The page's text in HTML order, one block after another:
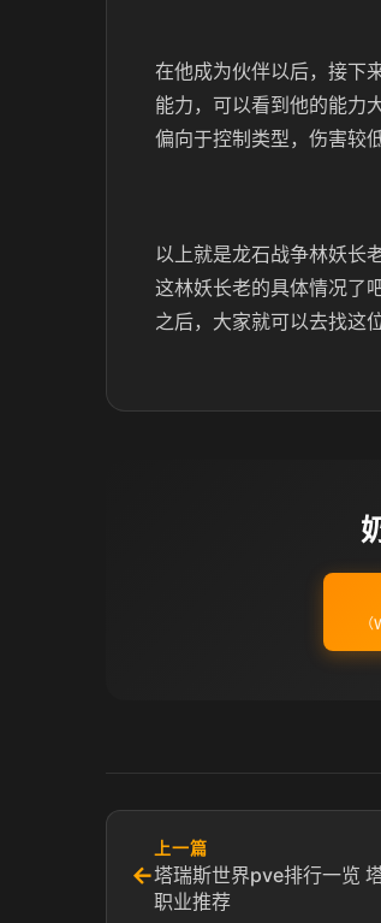
在他成为伙伴以后，接下
能力，可以看到他的能力
偏向于控制类型，伤害较低
以上就是龙石战争林妖长
这林妖长老的具体情况了
之后，大家就可以去找这
←
上一篇
塔瑞斯世界pve排行一览
职业推荐